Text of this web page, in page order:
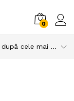
0
Sortează după cele mai recente